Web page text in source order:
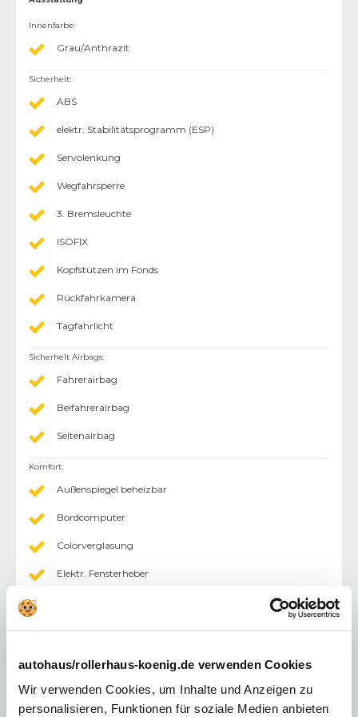
autohaus/rollerhaus-koenig.de verwenden Cookies
Wir verwenden Cookies, um Inhalte und Anzeigen zu
personalisieren, Funktionen für soziale Medien anbieten
Innenfarbe:
Grau/Anthrazit
Sicherheit:
ABS
elektr. Stabilitätsprogramm (ESP)
Servolenkung
Wegfahrsperre
3. Bremsleuchte
ISOFIX
Kopfstützen im Fonds
Rückfahrkamera
Tagfahrlicht
Sicherheit Airbags:
Fahrerairbag
Beifahrerairbag
Seitenairbag
Komfort:
Außenspiegel beheizbar
Bordcomputer
Colorverglasung
Elektr. Fensterheber
Lenksäule einstellbar
Außenspiegel elektr.
Zentralverriegelung mit Fernbedienung